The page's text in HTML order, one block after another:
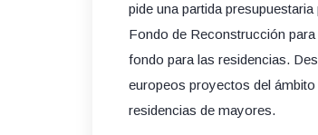
pide una partida
Fondo de Reconstrucción
fondo para las residencias.
europeos proyectos del
residencias de mayores.